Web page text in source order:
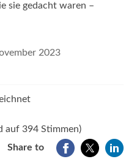
sie gedacht waren –
2023
auf 394 Stimmen)
Share to